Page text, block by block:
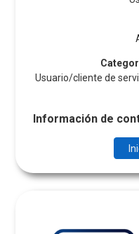
Usuario/cliente de
Información de